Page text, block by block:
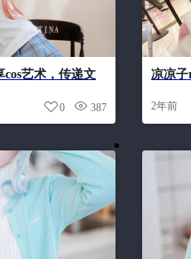
艺术，传递文
387
0
凉凉子
2年前